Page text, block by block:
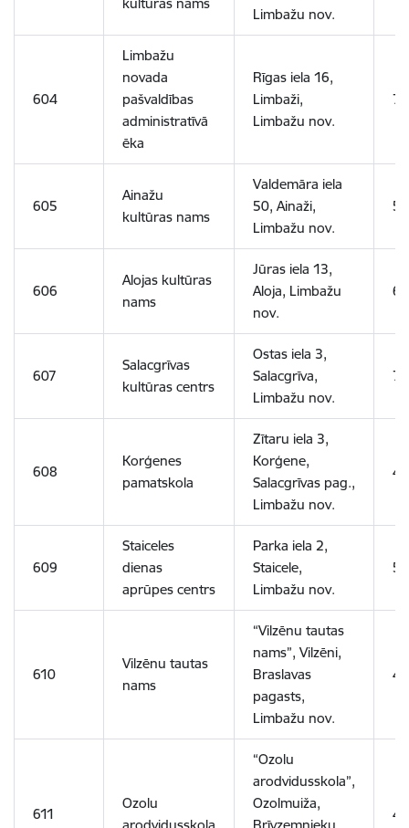
Limbažu nov.
604
Limbažu
novada
pašvaldības
administratīvā
ēka
Rīgas iela 16,
Limbaži,
Limbažu nov.
7
605
Ainažu
kultūras nams
Valdemāra iela
50, Ainaži,
Limbažu nov.
5
606
Alojas kultūras
nams
Jūras iela 13,
Aloja, Limbažu
nov.
6
607
Salacgrīvas
kultūras centrs
Ostas iela 3,
Salacgrīva,
Limbažu nov.
7
608
Korģenes
pamatskola
Zītaru iela 3,
Korģene,
Salacgrīvas pag.,
Limbažu nov.
4
609
Staiceles
dienas
aprūpes centrs
Parka iela 2,
Staicele,
Limbažu nov.
5
610
Vilzēnu tautas
nams
“Vilzēnu tautas
nams”, Vilzēni,
Braslavas
pagasts,
Limbažu nov.
4
611
Ozolu
arodvidusskola
“Ozolu
arodvidusskola”,
Ozolmuiža,
Brīvzemnieku
4